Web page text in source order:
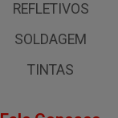
REFLETIVOS
SOLDAGEM
TINTAS